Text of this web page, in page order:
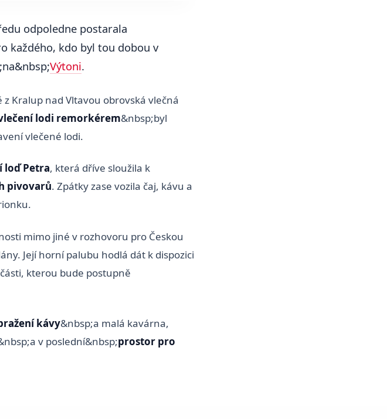
odpoledne postarala
každého, kdo byl tou dobou v
Výtoni.
Kralup nad Vltavou obrovská vlečná
lodi remorkérem&nbsp;byl
vlečené lodi.
loď Petra, která dříve sloužila k
pivovarů. Zpátky zase vozila čaj, kávu a
mimo jiné v rozhovoru pro Českou
Její horní palubu hodlá dát k dispozici
kterou bude postupně
kávy&nbsp;a malá kavárna,
v poslední&nbsp;prostor pro